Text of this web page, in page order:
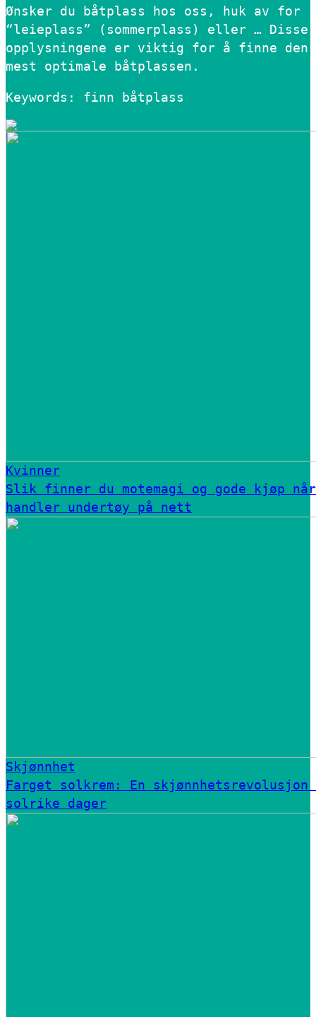
Ønsker du båtplass hos oss, huk av for
“leieplass” (sommerplass) eller … Disse
opplysningene er viktig for å finne den
mest optimale båtplassen.
Keywords: finn båtplass
Kvinner
Slik finner du motemagi og gode kjøp
handler undertøy på nett
Skjønnhet
Farget solkrem: En
solrike dager